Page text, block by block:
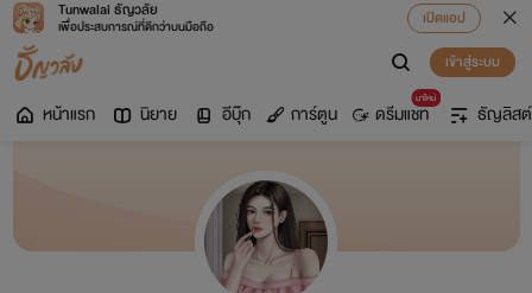
Tunwalai ธัญวลัย
เพื่อประสบการณ์ที่ดีกว่าบนมือถือ
เปิดแอป
เข้าสู่ระบบ
หน้าแรก นิยาย อีบุ๊ก การ์ตูน
มาใหม่
ดรีมแชท ธัญลิสต์